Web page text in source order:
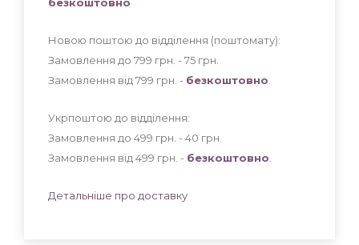
Новою поштою до відділення (поштомату):
Замовлення до 799 грн. - 75 грн
Замовлення від 799 грн. - безкоштовно
Укрпоштою до відділення:
Замовлення до 499 грн. - 40 грн
Замовлення від 499 грн. - безкоштовно
Детальніше про доставку